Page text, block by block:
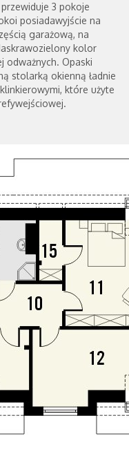
3 pokoje
posiadawyjście na
garażową, na
kolor
odważnych. Opaski
stolarką okienną ładnie
które użyte